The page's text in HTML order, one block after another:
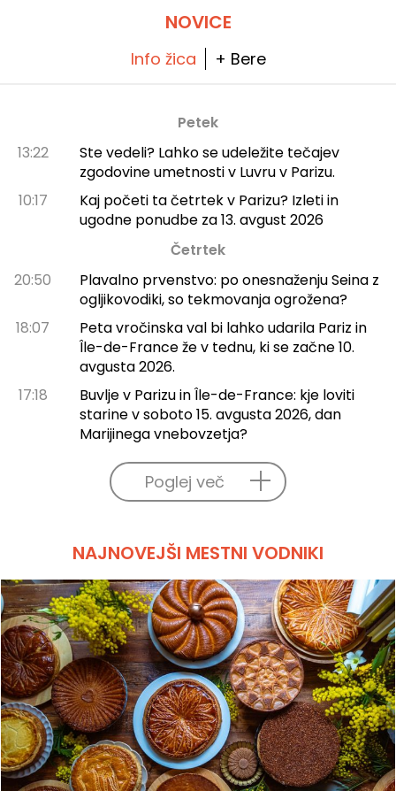
skupnim praznovanjem!
NOVICE
Info žica + Bere
Petek
13:22
Ste vedeli? Lahko se udeležite tečajev
zgodovine umetnosti v Luvru v Parizu.
10:17
Kaj početi ta četrtek v Parizu? Izleti in
ugodne ponudbe za 13. avgust 2026
Četrtek
20:50
Plavalno prvenstvo: po onesnaženju Seina z
ogljikovodiki, so tekmovanja ogrožena?
18:07
Peta vročinska val bi lahko udarila Pariz in
Île-de-France že v tednu, ki se začne 10.
avgusta 2026.
17:18
Buvlje v Parizu in Île-de-France: kje loviti
starine v soboto 15. avgusta 2026, dan
Marijinega vnebovzetja?
Poglej več
NAJNOVEJŠI MESTNI VODNIKI